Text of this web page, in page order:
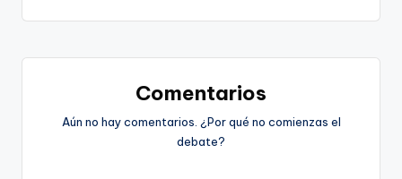
Comentarios
Aún no hay comentarios. ¿Por qué no comienzas el
debate?